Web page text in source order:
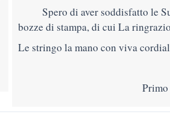
Spero di aver soddisfatto le
bozze di stampa, di cui La
Le stringo la mano con viva